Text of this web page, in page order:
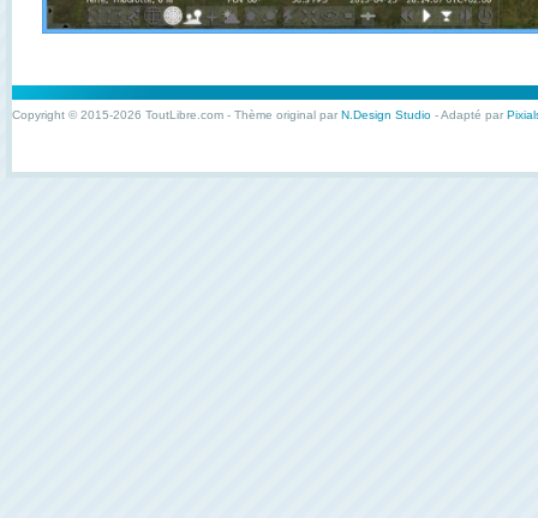
Copyright © 2015-2026 ToutLibre.com - Thème original par N.Design Studio - Adapté par